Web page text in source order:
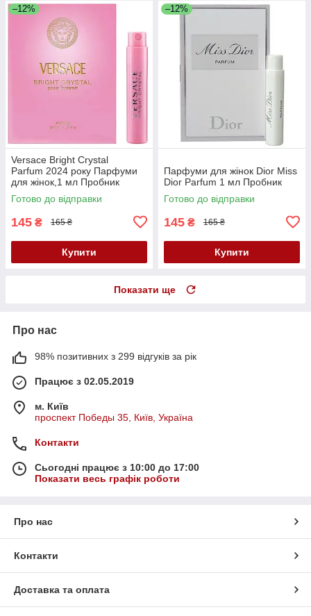
–12%
Versace Bright Crystal
Parfum 2024 року Парфуми
для жінок,1 мл Пробник
Готово до відправки
145 ₴ 165 ₴
Купити
–12%
Парфуми для жінок Dior Miss
Dior Parfum 1 мл Пробник
Готово до відправки
145 ₴ 165 ₴
Купити
Показати ще
Про нас
98% позитивних з 299 відгуків за рік
Працює з 02.05.2019
м. Київ
проспект Победы 35, Київ, Україна
Контакти
Сьогодні працює з 10:00 до 17:00
Показати весь графік роботи
Про нас
Контакти
Доставка та оплата